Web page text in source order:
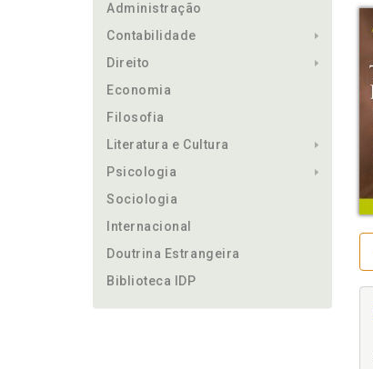
Administração
Contabilidade
Direito
Economia
Filosofia
Literatura e Cultura
Psicologia
Sociologia
Internacional
Doutrina Estrangeira
Biblioteca IDP